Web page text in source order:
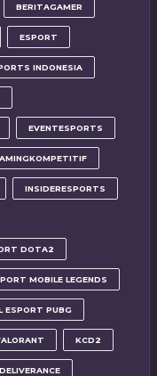
BERITAGAMER
ESPORT
INDONESIA
EVENTESPORTS
INSIDERESPORTS
DOTA2
MOBILE LEGENDS
ESPORT PUBG
KCD2